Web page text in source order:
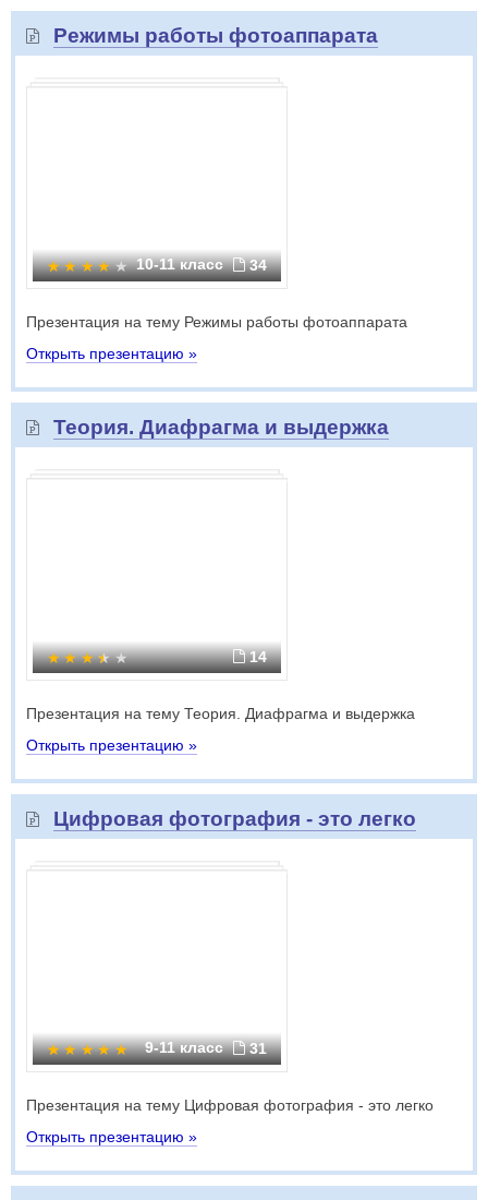
Режимы работы фотоаппарата
10-11 класс 34
Презентация на тему Режимы работы фотоаппарата
Открыть презентацию »
Теория. Диафрагма и выдержка
14
Презентация на тему Теория. Диафрагма и выдержка
Открыть презентацию »
Цифровая фотография - это легко
9-11 класс 31
Презентация на тему Цифровая фотография - это легко
Открыть презентацию »